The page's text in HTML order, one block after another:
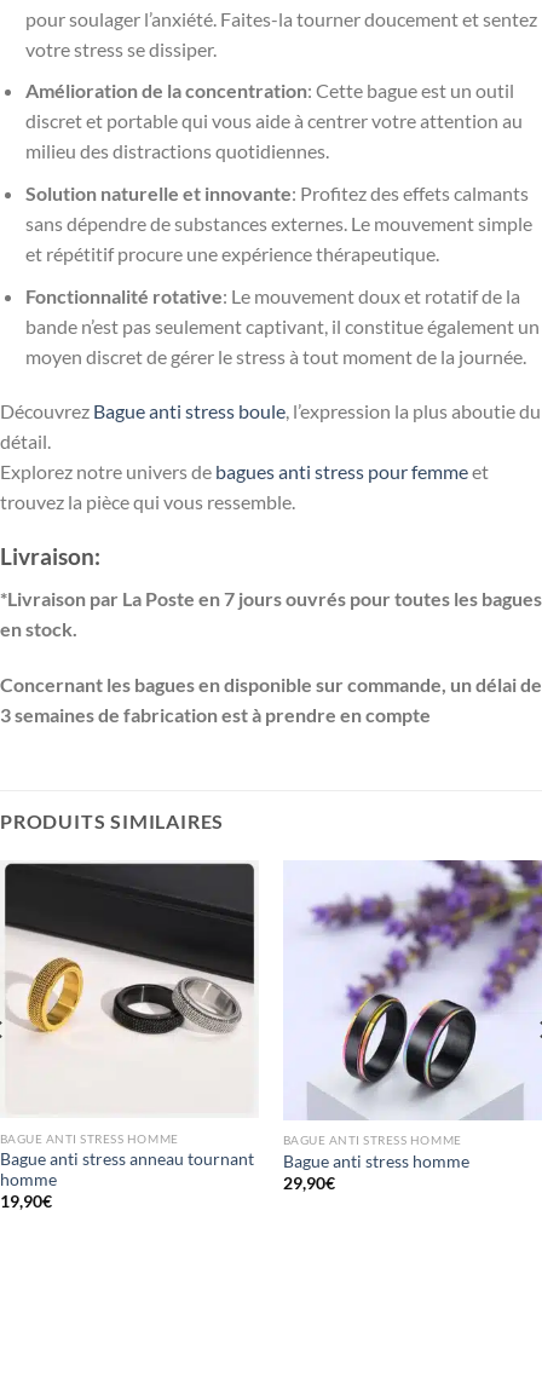
pour soulager l’anxiété. Faites-la tourner doucement et sentez
votre stress se dissiper.
Amélioration de la concentration: Cette bague est un outil
discret et portable qui vous aide à centrer votre attention au
milieu des distractions quotidiennes.
Solution naturelle et innovante: Profitez des effets calmants
sans dépendre de substances externes. Le mouvement simple
et répétitif procure une expérience thérapeutique.
Fonctionnalité rotative: Le mouvement doux et rotatif de la
bande n’est pas seulement captivant, il constitue également un
moyen discret de gérer le stress à tout moment de la journée.
Découvrez Bague anti stress boule, l’expression la plus aboutie du
détail.
Explorez notre univers de bagues anti stress pour femmeet
trouvez la pièce qui vous ressemble.
Livraison:
*Livraison par La Poste en 7 jours ouvrés pour toutes les bagues
en stock.
Concernant les bagues en disponible sur commande, un délai de
3 semaines de fabrication est à prendre en compte
PRODUITS SIMILAIRES
BAGUE ANTI STRESS HOMME
Bague anti stress anneau tournant
homme
19,90€
BAGUE ANTI STRESS HOMME
Bague anti stress homme
29,90€